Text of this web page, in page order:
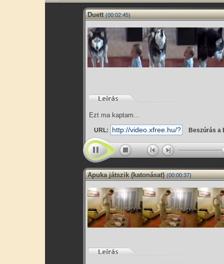
Duett (00:02:45)
Ezt ma kaptam...
URL: Beszúrás a
Apuka játszik (katonásat) (00:00:37)